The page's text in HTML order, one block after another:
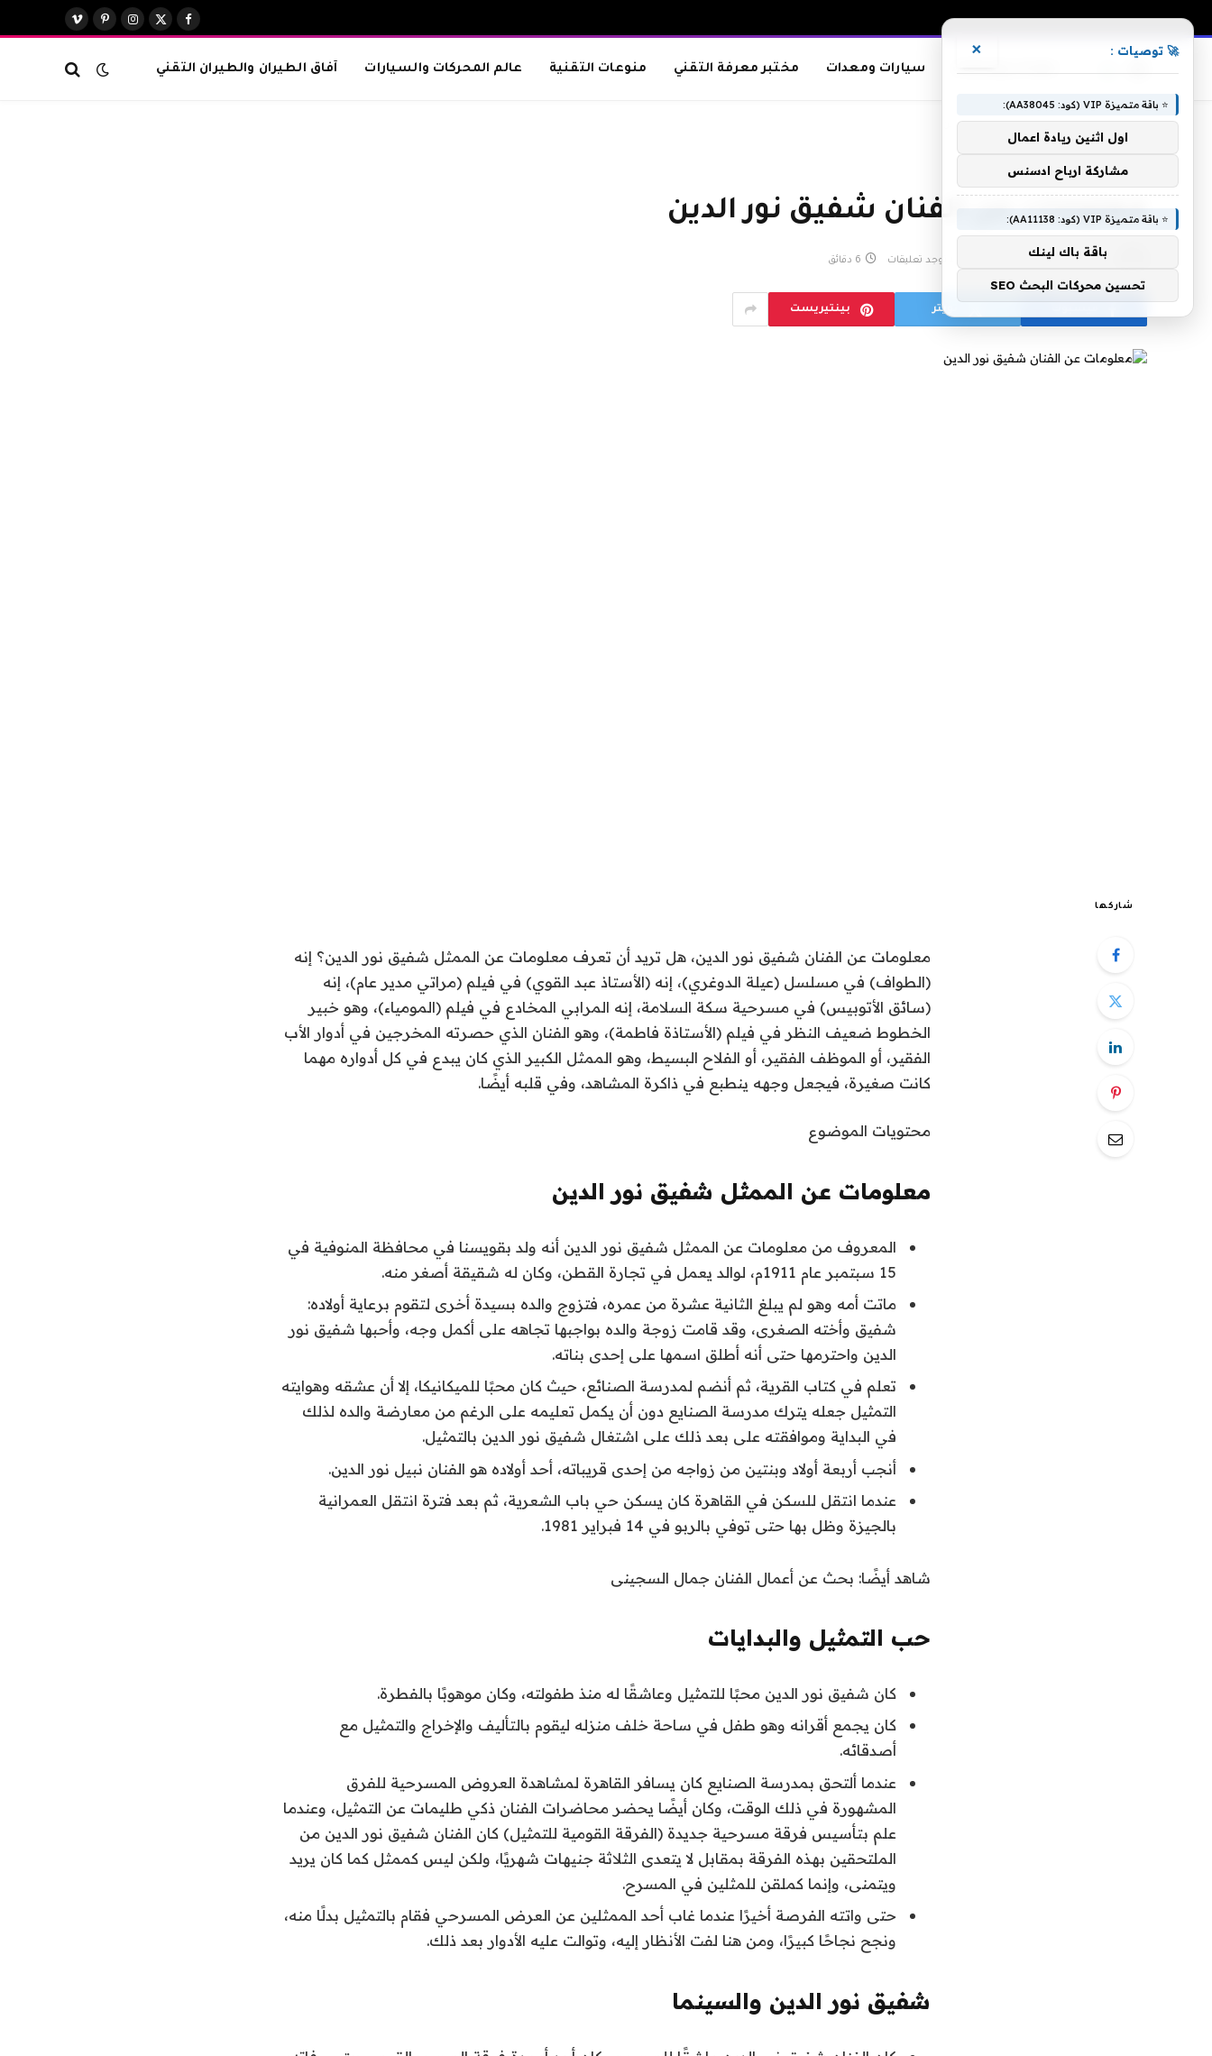
فيسبوك
X
الانستغرامبينتيريست
فيميو
سيارات ومعدات مختبر معرفة التقني منوعات التقنية عالم المحركات والسيارات آفاق الطيران والطيران التقني
معلومات عن الفنان شفيق نور الدين
معلومات عن الفنان شفيق نور الدين
بواسطة مارس 27, 2020 لا توجد تعليقات 6 دقائق
تويتر بينتيريست
شاركها
معلومات عن الفنان شفيق نور الدين، هل تريد أن تعرف معلومات عن الممثل شفيق نور الدين؟ إنه
(الطواف) في مسلسل (عيلة الدوغري)، إنه (الأستاذ عبد القوي) في فيلم (مراتي مدير عام)، إنه
(سائق الأتوبيس) في مسرحية سكة السلامة، إنه المرابي المخادع في فيلم (المومياء)، وهو خبير
الخطوط ضعيف النظر في فيلم (الأستاذة فاطمة)، وهو الفنان الذي حصرته المخرجين في أدوار الأب
الفقير، أو الموظف الفقير، أو الفلاح البسيط، وهو الممثل الكبير الذي كان يبدع في كل أدواره مهما
كانت صغيرة، فيجعل وجهه ينطبع في ذاكرة المشاهد، وفي قلبه أيضًا.
محتويات الموضوع
معلومات عن الممثل شفيق نور الدين
المعروف من معلومات عن الممثل شفيق نور الدين أنه ولد بقويسنا في محافظة المنوفية في
15 سبتمبر عام 1911م، لوالد يعمل في تجارة القطن، وكان له شقيقة أصغر منه.
ماتت أمه وهو لم يبلغ الثانية عشرة من عمره، فتزوج والده بسيدة أخرى لتقوم برعاية أولاده:
شفيق وأخته الصغرى، وقد قامت زوجة والده بواجبها تجاهه على أكمل وجه، وأحبها شفيق نور
الدين واحترمها حتى أنه أطلق اسمها على إحدى بناته.
تعلم في كتاب القرية، ثم أنضم لمدرسة الصنائع، حيث كان محبًا للميكانيكا، إلا أن عشقه وهوايته
التمثيل جعله يترك مدرسة الصنايع دون أن يكمل تعليمه على الرغم من معارضة والده لذلك
في البداية وموافقته على بعد ذلك على اشتغال شفيق نور الدين بالتمثيل.
أنجب أربعة أولاد وبنتين من زواجه من إحدى قريباته، أحد أولاده هو الفنان نبيل نور الدين.
عندما انتقل للسكن في القاهرة كان يسكن حي باب الشعرية، ثم بعد فترة انتقل العمرانية
بالجيزة وظل بها حتى توفي بالربو في 14 فبراير 1981.
شاهد أيضًا: بحث عن أعمال الفنان جمال السجينى
حب التمثيل والبدايات
كان شفيق نور الدين محبًا للتمثيل وعاشقًا له منذ طفولته، وكان موهوبًا بالفطرة.
كان يجمع أقرانه وهو طفل في ساحة خلف منزله ليقوم بالتأليف والإخراج والتمثيل مع
أصدقائه.
عندما ألتحق بمدرسة الصنايع كان يسافر القاهرة لمشاهدة العروض المسرحية للفرق
المشهورة في ذلك الوقت، وكان أيضًا يحضر محاضرات الفنان ذكي طليمات عن التمثيل، وعندما
علم بتأسيس فرقة مسرحية جديدة (الفرقة القومية للتمثيل) كان الفنان شفيق نور الدين من
الملتحقين بهذه الفرقة بمقابل لا يتعدى الثلاثة جنيهات شهريًا، ولكن ليس كممثل كما كان يريد
ويتمنى، وإنما كملقن للمثلين في المسرح.
حتى واتته الفرصة أخيرًا عندما غاب أحد الممثلين عن العرض المسرحي فقام بالتمثيل بدلًا منه،
ونجح نجاحًا كبيرًا، ومن هنا لفت الأنظار إليه، وتوالت عليه الأدوار بعد ذلك.
شفيق نور الدين والسينما
🚀 توصيات : ×
⭐ باقة متميزة VIP (كود: AA38045):
اول اثنين ريادة اعمال
مشاركة ارباح ادسنس
⭐ باقة متميزة VIP (كود: AA11138):
باقة باك لينك
تحسين محركات البحث SEO